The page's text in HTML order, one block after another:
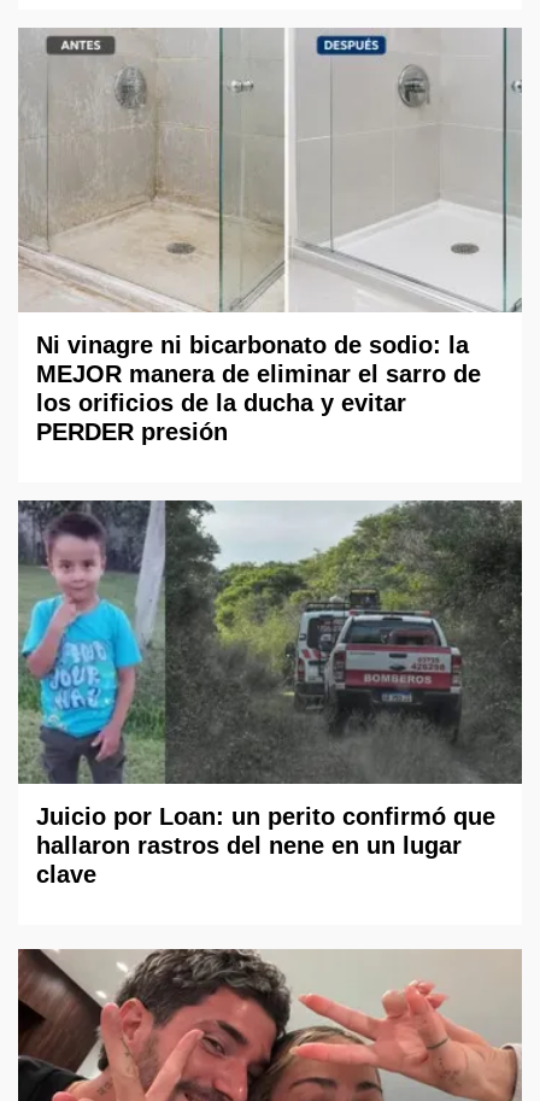
Ni vinagre ni bicarbonato de sodio: la
MEJOR manera de eliminar el sarro de
los orificios de la ducha y evitar
PERDER presión
Juicio por Loan: un perito confirmó que
hallaron rastros del nene en un lugar
clave